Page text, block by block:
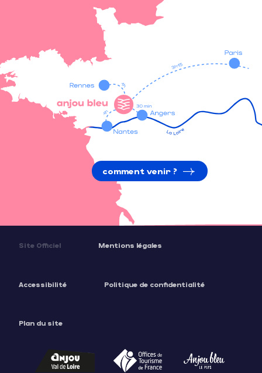
comment venir ?
Site Officiel Mentions légales
Accessibilité Politique de confidentialité
Plan du site